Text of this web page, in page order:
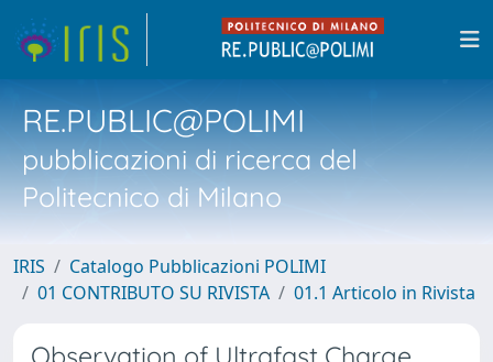
RE.PUBLIC@POLIMI
pubblicazioni di ricerca del
Politecnico di Milano
IRIS
Catalogo Pubblicazioni POLIMI
01 CONTRIBUTO SU RIVISTA
01.1 Articolo in Rivista